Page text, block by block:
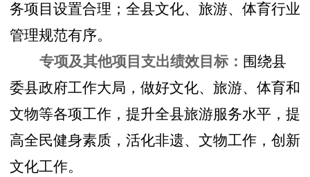
务项目设置合理；全县文化、旅游、体育行业
管理规范有序。
专项及其他项目支出绩效目标： 围绕县
委县政府工作大局，做好文化、旅游、体育和
文物等各项工作，提升全县旅游服务水平，提
高全民健身素质，活化非遗、文物工作，创新
文化工作。